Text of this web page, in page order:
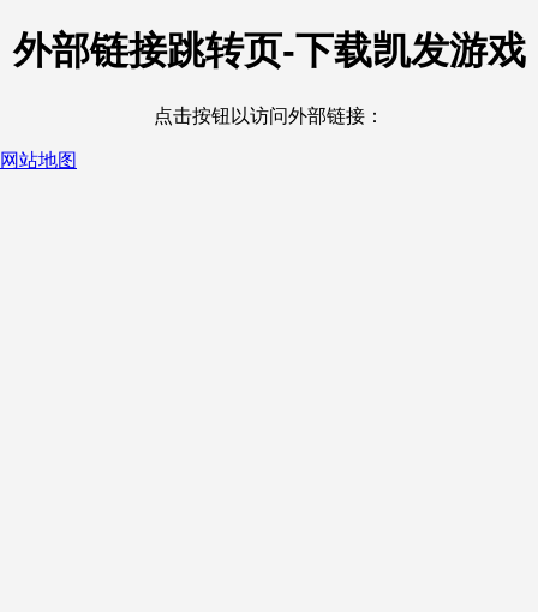
外部链接跳转页-下载凯发游戏
点击按钮以访问外部链接：
网站地图